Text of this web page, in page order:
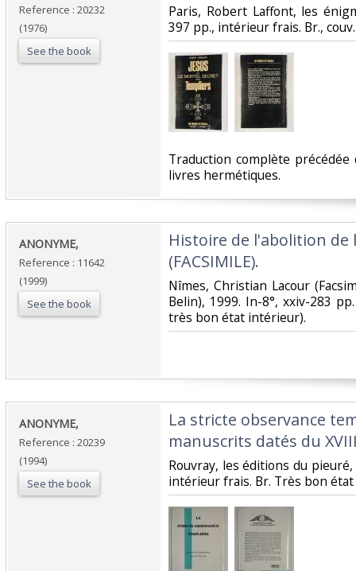
Reference : 20232
(1976)
See the book
‎Paris, Robert Laffont, les
397 pp., intérieur frais. Br.,
‎Traduction complète
livres hermétiques. ‎
‎ANONYME,‎
Reference : 11642
(1999)
See the book
‎Histoire de l'abolition de
(FACSIMILE).‎
‎Nîmes, Christian Lacour
Belin), 1999. In-8°, xxiv-283
très bon état intérieur).‎
‎ANONYME,‎
Reference : 20239
(1994)
See the book
‎La stricte observance
manuscrits datés du
‎Rouvray, les éditions du
intérieur frais. Br. Très bon